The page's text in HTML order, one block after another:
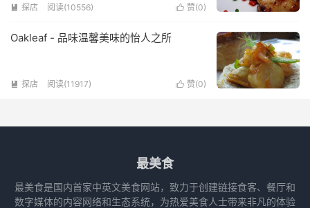
 赞(0)
 探店 阅读(10556)
Oakleaf - 品味温馨美味的怡人之所
 赞(0)
 探店 阅读(11917)
最美食
最美食是国内首家中英文美食网站，致力于创建链接食客、餐厅和
数字媒体的内容网络和生态系统，为热爱美食人士带来非凡的体验